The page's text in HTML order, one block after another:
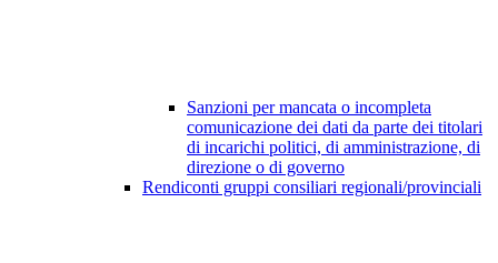
Sanzioni per mancata o incompleta
comunicazione dei dati da parte dei titolari
di incarichi politici, di amministrazione, di
direzione o di governo
Rendiconti gruppi consiliari regionali/provinciali